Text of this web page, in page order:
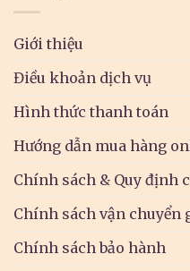
Giới thiệu
Điều khoản dịch vụ
Hình thức thanh toán
Hướng dẫn mua hàng
Chính sách & Quy định
Chính sách vận chuyển
Chính sách bảo hành